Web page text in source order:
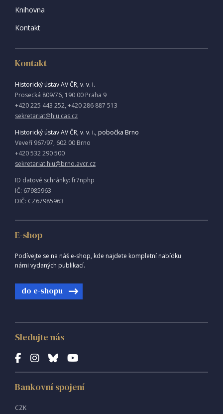
Knihovna
Kontakt
Kontakt
Historický ústav AV ČR, v. v. i.
Prosecká 809/76, 190 00 Praha 9
+420 225 443 252, +420 286 887 513
sekretariat@hiu.cas.cz
Historický ústav AV ČR, v. v. i., pobočka Brno
Veveří 967/97, 602 00 Brno
+420 532 290 500
sekretariat.hiu@brno.avcr.cz
ID datové schránky: fr7nphp
IČ: 67985963
DIČ: CZ67985963
E-shop
Podívejte se na náš e-shop, kde najdete kompletní nabídku
námi vydaných publikací.
do e-shopu
Sledujte nás
Bankovní spojení
CZK